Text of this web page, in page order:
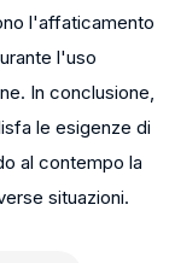
l'affaticamento
l'uso
In conclusione,
le esigenze di
al contempo la
situazioni.